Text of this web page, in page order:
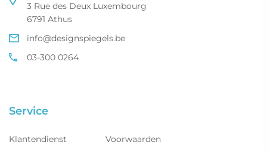
3 Rue des Deux Luxembourg
6791 Athus
info@designspiegels.be
03-300 0264
Service
Klantendienst
Voorwaarden